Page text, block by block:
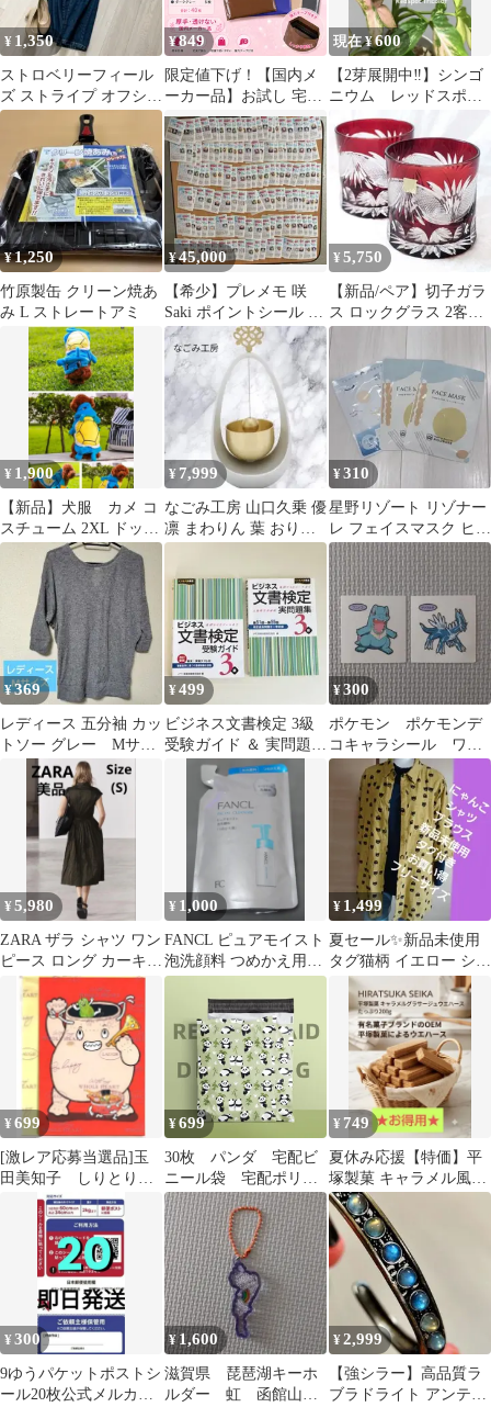
¥ 1,350
ストロベリーフィール
ズ ストライプ オフショ
ル ブラウス F
¥849
限定値下げ！【国内メ
ーカー品】お試し 宅配
ビニール袋 A4対応 40
枚セット 4色アソート
強力テープ付き 厚手 防
水 メルカリ発送に 宅配
袋 メルカリストア
現在 ¥600
【2芽展開中‼️】シンゴ
ニウム レッドスポッ
トトリカラー 斑入
り 希少 カット苗
¥1,250
竹原製缶 クリーン焼あ
み L ストレートアミ
¥45,000
【希少】プレメモ 咲
Saki ポイントシール 応
募券 138点分
¥ 5,750
​【新品/ペア】切子ガラ
ス ロックグラス 2客セ
ット 赤 伝統工芸
¥ 1,900
【新品】犬服 カメ コ
スチューム 2XL ドッグ
ウェア 着ぐるみ あたた
¥ 7,999
なごみ工房 山口久乗 優
凛 まわりん 葉 おりん
卓上 仏具 高岡銅器 呼
¥310
星野リゾート リゾナー
レ フェイスマスク ヒア
ルロン酸美容液マス
ク 送料込み
¥369
レディース 五分袖 カッ
トソー グレー Мサイ
¥499
ビジネス文書検定 3級
受験ガイド ＆ 実問題集
2冊セット（解答なし）
¥300
ポケモン ポケモンデ
コキャラシール ワニ
ノコ ディアルガ 2枚
セット おまけ付き
¥5,980
ZARA ザラ シャツ ワン
ピース ロング カーキ
フレンチアーム
¥ 1,000
FANCL ピュアモイスト
泡洗顔料 つめかえ用
130ml
¥ 1,499
夏セール✨新品未使用
タグ猫柄 イエロー シャ
ツフロント開けてジャ
ケット風に
¥699
[激レア応募当選品]玉
田美知子 しりとりき
んちゃく ポストカー
ド 3枚セット
¥699
30枚 パンダ 宅配ビ
ニール袋 宅配ポリ袋
A4サイズ 梱包 透け
ない 33cm*26cm フタ
4cm ワンタッチテー
プ 強力テープ付き
封筒 梱包用資材 ポ
リ袋 カラー おしゃ
れ 厚手 軽量 防
水 クリックポスト
ネコポス ゆうパケッ
ト メルカリ
¥ 749
夏休み応援【特価】平
塚製菓 キャラメル風味
グラサージュウエハー
ス 200g
¥300
9ゆうパケットポストシ
ール20枚公式メルカリ
¥ 1,600
滋賀県 琵琶湖キーホ
ルダー 虹 函館山限
¥2,999
【強シラー】高品質ラ
ブラドライト アンティ